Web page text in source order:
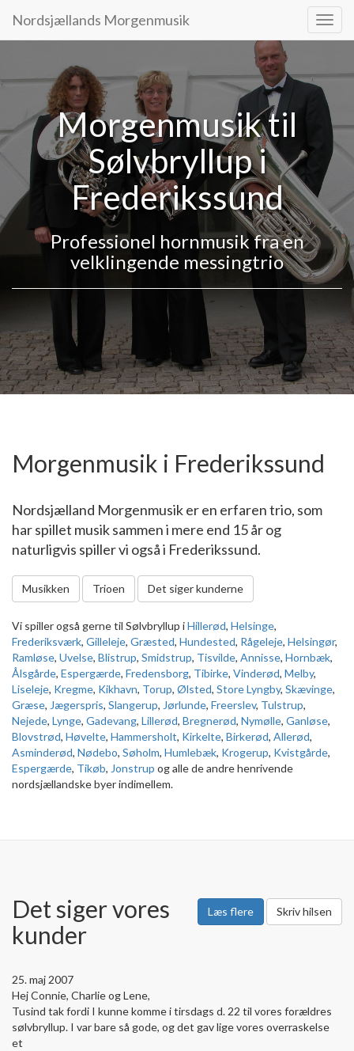
Nordsjællands Morgenmusik
Morgenmusik til
Sølvbryllup i
Frederikssund
Professionel hornmusik fra en
velklingende messingtrio
Morgenmusik i Frederikssund
Nordsjælland Morgenmusik er en erfaren trio, som
har spillet musik sammen i mere end 15 år og
naturligvis spiller vi også i Frederikssund.
Musikken Trioen Det siger kunderne
Vi spiller også gerne til Sølvbryllup iHillerød, Helsinge,
Frederiksværk, Gilleleje, Græsted, Hundested, Rågeleje, Helsingør,
Ramløse, Uvelse, Blistrup, Smidstrup, Tisvilde, Annisse, Hornbæk,
Ålsgårde, Espergærde, Fredensborg, Tibirke, Vinderød, Melby,
Liseleje, Kregme, Kikhavn, Torup, Ølsted, Store Lyngby, Skævinge,
Græse, Jægerspris, Slangerup, Jørlunde, Freerslev, Tulstrup,
Nejede, Lynge, Gadevang, Lillerød, Bregnerød, Nymølle, Ganløse,
Blovstrød, Høvelte, Hammersholt, Kirkelte, Birkerød, Allerød,
Asminderød, Nødebo, Søholm, Humlebæk, Krogerup, Kvistgårde,
Espergærde, Tikøb, Jonstrup og alle de andre henrivende
nordsjællandske byer indimellem.
Læs flere Skriv hilsen
Det siger vores
kunder
25. maj 2007
Hej Connie, Charlie og Lene,
Tusind tak fordi I kunne komme i tirsdags d. 22 til vores forældres
sølvbryllup. I var bare så gode, og det gav lige vores overraskelse
et